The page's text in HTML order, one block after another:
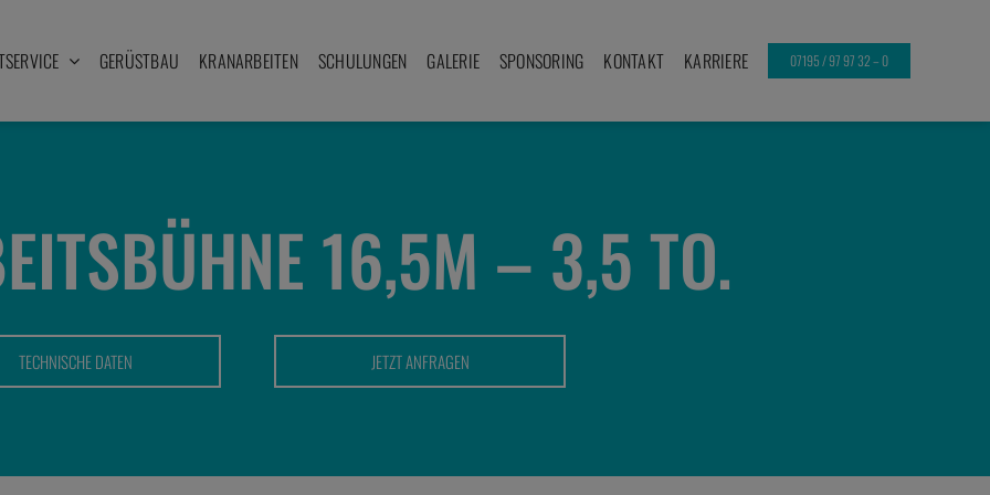
GERÜSTBAU KRANARBEITEN SCHULUNGEN GALERIE SPONSORING KONTAKT KARRIERE 07195 / 97 97 32 – 0
16,5M – 3,5 TO.
TECHNISCHE DATEN JETZT ANFRAGEN